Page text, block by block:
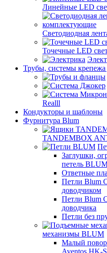
Линейные LED
Светодиодная
Точечные LED
Трубы, системы крепежа
Realll
Кондукторы и шаблоны
Фурнитура Blum
TANDEMBOX
Заглушки,
петель
Ответные
Петли Blum
доводчиком
Петли Blum
доводчика
Петли без
механизмы BLUM
Малый
Aventos HK-S